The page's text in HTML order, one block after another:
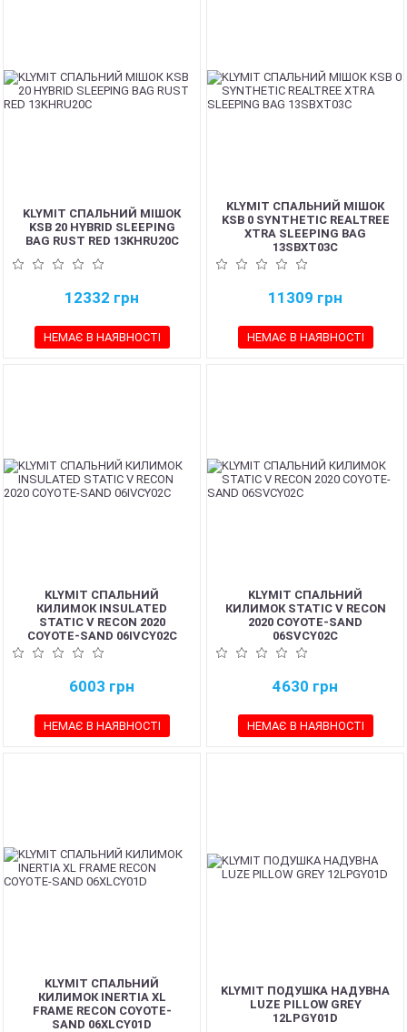
KLYMIT СПАЛЬНИЙ МІШОК
KSB 20 HYBRID SLEEPING
BAG RUST RED 13KHRU20C
12332 грн
НЕМАЄ В НАЯВНОСТІ
KLYMIT СПАЛЬНИЙ МІШОК
KSB 0 SYNTHETIC REALTREE
XTRA SLEEPING BAG
13SBXT03C
11309 грн
НЕМАЄ В НАЯВНОСТІ
KLYMIT СПАЛЬНИЙ
КИЛИМОК INSULATED
STATIC V RECON 2020
COYOTE-SAND 06IVCY02C
6003 грн
НЕМАЄ В НАЯВНОСТІ
KLYMIT СПАЛЬНИЙ
КИЛИМОК STATIC V RECON
2020 COYOTE-SAND
06SVCY02C
4630 грн
НЕМАЄ В НАЯВНОСТІ
KLYMIT СПАЛЬНИЙ
КИЛИМОК INERTIA XL
FRAME RECON COYOTE-
SAND 06XLCY01D
KLYMIT ПОДУШКА НАДУВНА
LUZE PILLOW GREY
12LPGY01D